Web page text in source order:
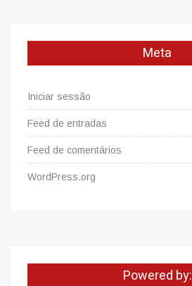
Meta
Iniciar sessão
Feed de entradas
Feed de comentários
WordPress.org
Powered by: